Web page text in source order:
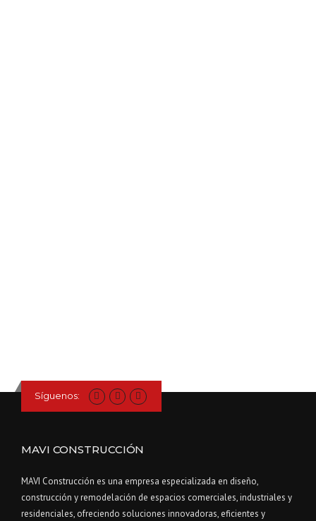
Síguenos:
MAVI CONSTRUCCIÓN
MAVI Construcción es una empresa especializada en diseño,
construcción y remodelación de espacios comerciales, industriales y
residenciales, ofreciendo soluciones innovadoras, eficientes y